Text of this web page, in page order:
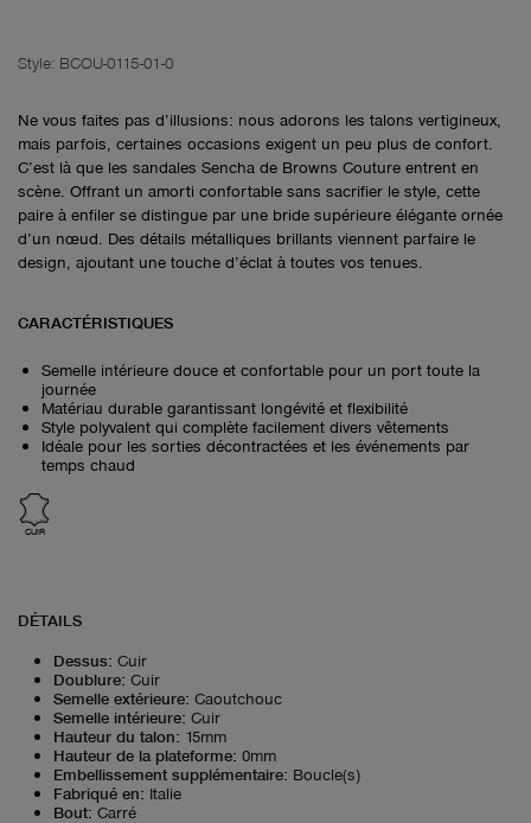
Style: BCOU-0115-01-0
Ne vous faites pas d’illusions: nous adorons les talons vertigineux,
mais parfois, certaines occasions exigent un peu plus de confort.
C’est là que les sandales Sencha de Browns Couture entrent en
scène. Offrant un amorti confortable sans sacrifier le style, cette
paire à enfiler se distingue par une bride supérieure élégante ornée
d’un nœud. Des détails métalliques brillants viennent parfaire le
design, ajoutant une touche d’éclat à toutes vos tenues.
CARACTÉRISTIQUES
Semelle intérieure douce et confortable pour un port toute la
journée
Matériau durable garantissant longévité et flexibilité
Style polyvalent qui complète facilement divers vêtements
Idéale pour les sorties décontractées et les événements par
temps chaud
CUIR
DÉTAILS
Dessus: Cuir
Doublure: Cuir
Semelle extérieure: Caoutchouc
Semelle intérieure: Cuir
Hauteur du talon: 15mm
Hauteur de la plateforme: 0mm
Embellissement supplémentaire: Boucle(s)
Fabriqué en: Italie
Bout: Carré